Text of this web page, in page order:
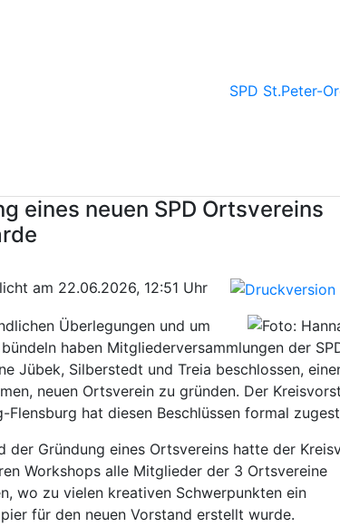
SPD St.Peter-
eines neuen SPD Ortsvereins
am 22.06.2026, 12:51 Uhr
Überlegungen und um
haben Mitgliederversammlungen der
Jübek, Silberstedt und Treia beschlossen,
neuen Ortsverein zu gründen. Der
Flensburg hat diesen Beschlüssen formal
der Gründung eines Ortsvereins hatte der
Workshops alle Mitglieder der 3 Ortsvereine
wo zu vielen kreativen Schwerpunkten ein
für den neuen Vorstand erstellt wurde.